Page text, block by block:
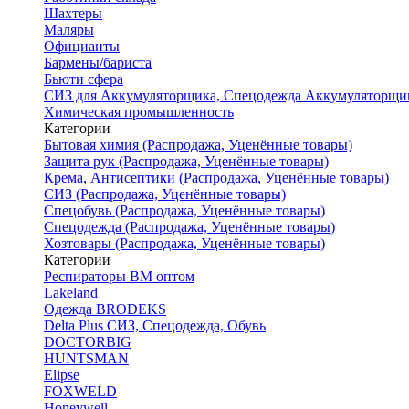
Шахтеры
Маляры
Официанты
Бармены/бариста
Бьюти сфера
СИЗ для Аккумуляторщика, Спецодежда
Химическая промышленность
Категории
Бытовая химия (Распродажа, Уценённые товары)
Защита рук (Распродажа, Уценённые товары)
Крема, Антисептики (Распродажа, Уценённые товары)
СИЗ (Распродажа, Уценённые товары)
Спецобувь (Распродажа, Уценённые товары)
Спецодежда (Распродажа, Уценённые товары)
Хозтовары (Распродажа, Уценённые товары)
Категории
Респираторы ВМ оптом
Lakeland
Одежда BRODEKS
Delta Plus СИЗ, Спецодежда, Обувь
DOCTORBIG
HUNTSMAN
Elipse
FOXWELD